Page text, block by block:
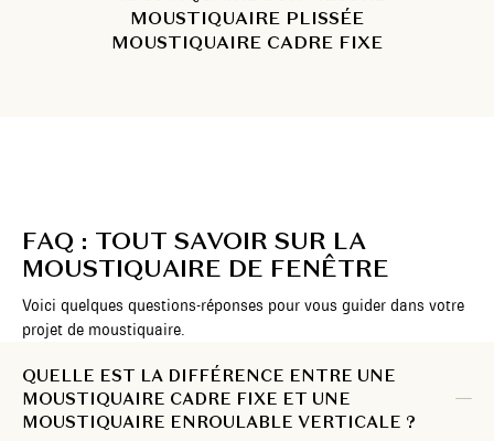
MOUSTIQUAIRE PLISSÉE
MOUSTIQUAIRE CADRE FIXE
FAQ : TOUT SAVOIR SUR LA
MOUSTIQUAIRE DE FENÊTRE
Voici quelques questions-réponses pour vous guider dans votre
projet de moustiquaire.
QUELLE EST LA DIFFÉRENCE ENTRE UNE
MOUSTIQUAIRE CADRE FIXE ET UNE
MOUSTIQUAIRE ENROULABLE VERTICALE ?